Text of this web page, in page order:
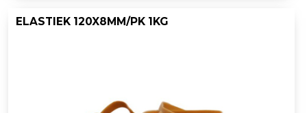
ELASTIEK 120X8MM/PK 1KG